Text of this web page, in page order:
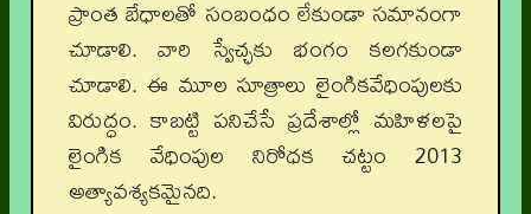
ప్రాంత బేధాలతో సంబంధం లేకుండా సమానంగా
చూడాలి. వారి స్వేచ్ఛకు భంగం కలగకుండా
చూడాలి. ఈ మూల సూత్రాలు లైంగికవేధింపులకు
విరుద్ధం. కాబట్టి పనిచేసే ప్రదేశాల్లో మహిళలపై
లైంగిక వేధింపుల నిరోధక చట్టం 2013
అత్యావశ్యకమైనది.